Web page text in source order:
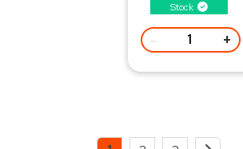
Stock
- +